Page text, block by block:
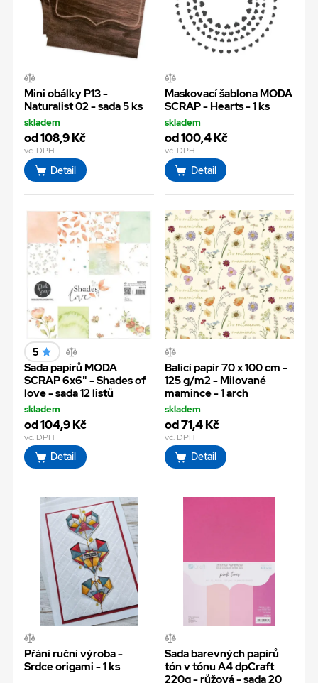
Mini obálky P13 -
Naturalist 02 - sada 5 ks
skladem
od 108,9 Kč
vč. DPH
Detail
Maskovací šablona MODA
SCRAP - Hearts - 1 ks
skladem
od 100,4 Kč
vč. DPH
Detail
5
Sada papírů MODA
SCRAP 6x6" - Shades of
love - sada 12 listů
skladem
od 104,9 Kč
vč. DPH
Detail
Balicí papír 70 x 100 cm -
125 g/m2 - Milované
mamince - 1 arch
skladem
od 71,4 Kč
vč. DPH
Detail
Přání ruční výroba -
Srdce origami - 1 ks
Sada barevných papírů
tón v tónu A4 dpCraft
220g - růžová - sada 20